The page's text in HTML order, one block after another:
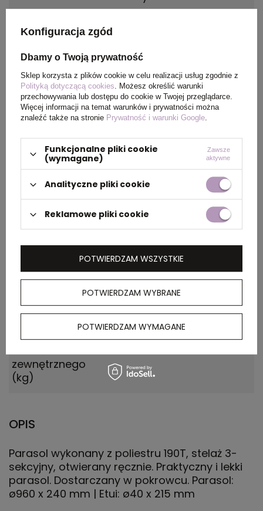
Materiał
Kraj
pochodzenia
China
Rozmiar
ø960 mm | 240 mm | Etui:
ø40 x 215 mm
PAKOWANIE
Wymiary
kartonu
(m)
0.260x0.240x0.460
Ilość szt. w
wewnętrznym
10
Waga
kartonu
zewnętrznego
(kg)
12.700
OPIS
Parasol wykonany z poliestru 190T, stelaż 3-
sekcyjny, otwierany ręcznie. Praktyczny i lekki
parasol. Dostarczany w pokrowcu. Parasol:
ø960 x 240 mm | Etui: ø40 x 215 mm
Konfiguracja zgód
Dbamy o Twoją prywatność
Sklep korzysta z plików cookie w celu realizacji usług zgodnie z
Polityką dotyczącą cookies. Możesz określić warunki
przechowywania lub dostępu do cookie w Twojej przeglądarce.
Więcej informacji na temat warunków i prywatności można
znaleźć także na stronie Prywatność i warunki Google.
Funkcjonalne pliki cookie
(wymagane)
Zawsze
aktywne
Analityczne pliki cookie
Reklamowe pliki cookie
POTWIERDZAM WYBRANE
POTWIERDZAM WYMAGANE
POTWIERDZAM WSZYSTKIE